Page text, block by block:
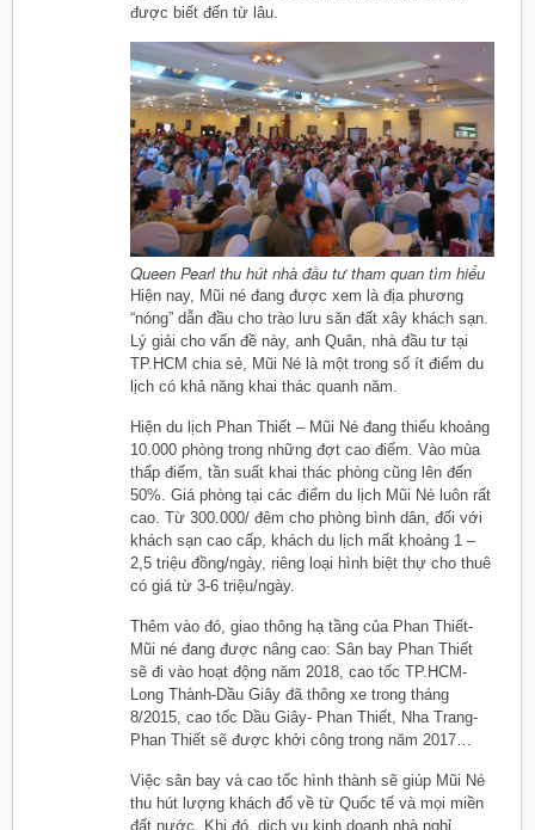
được biết đến từ lâu.
Queen Pearl thu hút nhà đầu tư tham quan tìm hiểu​
Hiện nay, Mũi né đang được xem là địa phương
“nóng” dẫn đầu cho trào lưu săn đất xây khách sạn.
Lý giải cho vấn đề này, anh Quân, nhà đầu tư tại
TP.HCM chia sẻ, Mũi Né là một trong số ít điểm du
lịch có khả năng khai thác quanh năm.
Hiện du lịch Phan Thiết – Mũi Né đang thiếu khoảng
10.000 phòng trong những đợt cao điểm. Vào mùa
thấp điểm, tần suất khai thác phòng cũng lên đến
50%. Giá phòng tại các điểm du lịch Mũi Né luôn rất
cao. Từ 300.000/ đêm cho phòng bình dân, đối với
khách sạn cao cấp, khách du lịch mất khoảng 1 –
2,5 triệu đồng/ngày, riêng loại hình biệt thự cho thuê
có giá từ 3-6 triệu/ngày.
Thêm vào đó, giao thông hạ tầng của Phan Thiết-
Mũi né đang được nâng cao: Sân bay Phan Thiết
sẽ đi vào hoạt động năm 2018, cao tốc TP.HCM-
Long Thành-Dầu Giây đã thông xe trong tháng
8/2015, cao tốc Dầu Giây- Phan Thiết, Nha Trang-
Phan Thiết sẽ được khởi công trong năm 2017…
Việc sân bay và cao tốc hình thành sẽ giúp Mũi Né
thu hút lượng khách đổ về từ Quốc tế và mọi miền
đất nước. Khi đó, dịch vụ kinh doanh nhà nghỉ,